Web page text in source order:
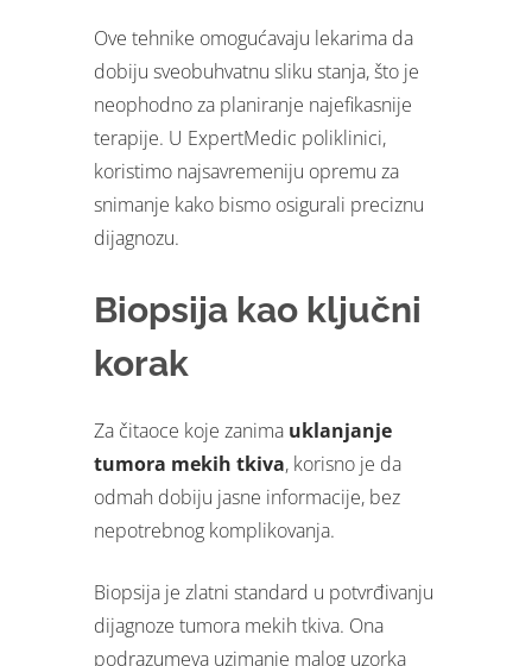
Ove tehnike omogućavaju lekarima da
dobiju sveobuhvatnu sliku stanja, što je
neophodno za planiranje najefikasnije
terapije. U ExpertMedic poliklinici,
koristimo najsavremeniju opremu za
snimanje kako bismo osigurali preciznu
dijagnozu.
Biopsija kao ključni
korak
Za čitaoce koje zanima uklanjanje
tumora mekih tkiva, korisno je da
odmah dobiju jasne informacije, bez
nepotrebnog komplikovanja.
Biopsija je zlatni standard u potvrđivanju
dijagnoze tumora mekih tkiva. Ona
podrazumeva uzimanje malog uzorka